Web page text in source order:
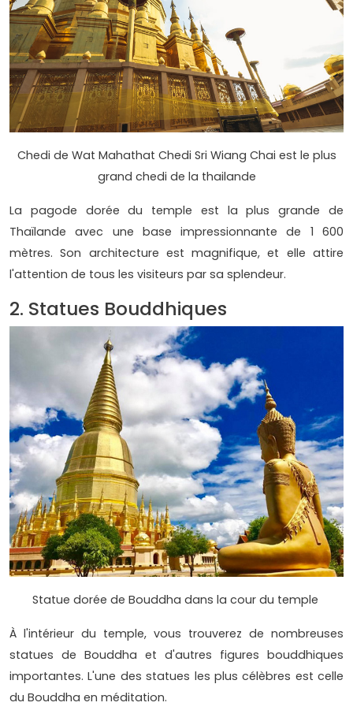
Chedi de Wat Mahathat Chedi Sri Wiang Chai est le plus
grand chedi de la thailande
La pagode dorée du temple est la plus grande de
Thaïlande avec une base impressionnante de 1 600
mètres. Son architecture est magnifique, et elle attire
l'attention de tous les visiteurs par sa splendeur.
2. Statues Bouddhiques
Statue dorée de Bouddha dans la cour du temple
À l'intérieur du temple, vous trouverez de nombreuses
statues de Bouddha et d'autres figures bouddhiques
importantes. L'une des statues les plus célèbres est celle
du Bouddha en méditation.